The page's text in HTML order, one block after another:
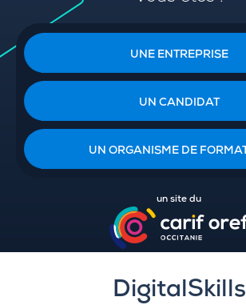
UNE ENTREPRISE
UN CANDIDAT
UN ORGANISME DE
un site du
DigitalSkills